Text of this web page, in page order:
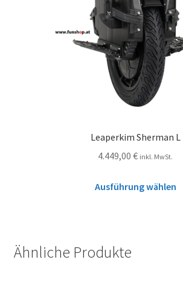
Leaperkim Sherman L
4.449,00 € inkl. MwSt.
Ausführung wählen
Ähnliche Produkte